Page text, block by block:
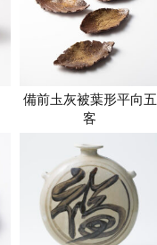
備前圡灰被葉形平向五
客